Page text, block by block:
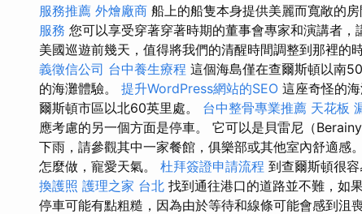
服務推薦 外燴廠商 船上的船隻本身提供美麗而寬敞的
服務 您可以享受穿著穿著時期的董事會專家和演講者
美國巡遊前幾天，值得將我們的清醒時間調整到那裡的
義徵信公司 台中養生療程 這個海島僅在查爾斯頓以南
的海灘體驗。 提升WordPress網站的SEO 這座奇怪的
爾斯頓市區以北60英里處。 台中整骨專業推薦 天花板
應考慮的另一個方面是停車。 它可以是貝雷尼（
下雨，請參觀其中一家餐館，俱樂部或其他室內舒適感。
怎麼做，寵愛天氣。 杜拜簽證申請流程 到查爾斯頓很
換護照 護理之家 台北 找到通往港口的道路並不難，如
停車可能有點粗糙，因為由於等待和線條可能會感到沮